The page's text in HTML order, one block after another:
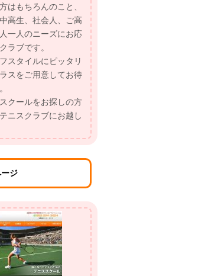
はもちろんのこと、
高生、社会人、ご高
一人のニーズにお応
ラブです。
スタイルにピッタリ
スをご用意してお待
クールをお探しの方
ニスクラブにお越し
ジ